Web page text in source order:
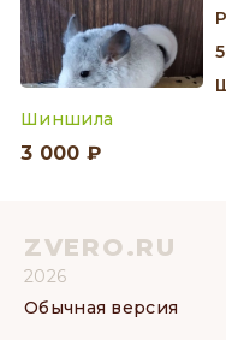
Шиншила
3 000 ₽
ZVERO.RU
2026
Обычная версия